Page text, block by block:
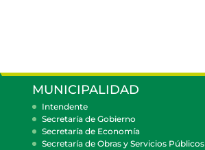
MUNICIPALIDAD
Intendente
Secretaría de Gobierno
Secretaría de Economía
Secretaría de Obras y Servicios Públicos